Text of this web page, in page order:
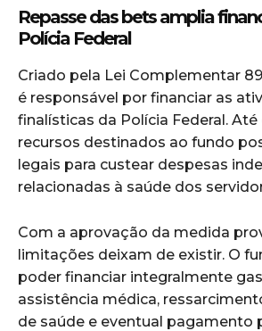
Repasse das bets amplia
Polícia Federal
Criado pela Lei Complementar
é responsável por financiar as
finalísticas da Polícia Federal.
recursos destinados ao fundo
legais para custear despesas
relacionadas à saúde dos
Com a aprovação da medida
limitações deixam de existir. O
poder financiar integralmente
assistência médica,
de saúde e eventual pagamento